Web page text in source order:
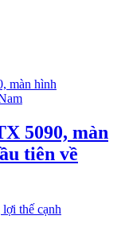
5090, màn
tiên về